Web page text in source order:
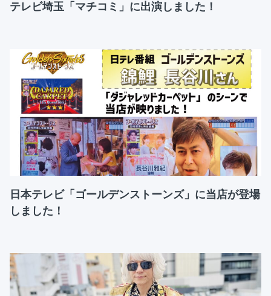
テレビ埼玉「マチコミ」に出演しました！
日本テレビ「ゴールデンストーンズ」に当店が登場
しました！